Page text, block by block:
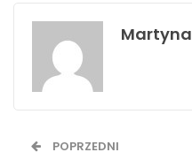
Martyna
POPRZEDNI